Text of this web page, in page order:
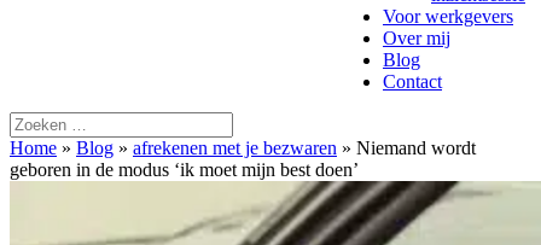
Voor werkgevers
Over mij
Blog
Contact
Home » Blog » afrekenen met je bezwaren » Niemand wordt
geboren in de modus ‘ik moet mijn best doen’